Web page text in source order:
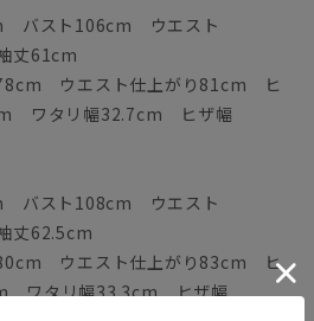
バスト106cm ウエスト
丈61cm
78cm ウエスト仕上がり81cm ヒ
ワタリ幅32.7cm ヒザ幅
バスト108cm ウエスト
62.5cm
80cm ウエスト仕上がり83cm ヒ
ワタリ幅33.3cm ヒザ幅